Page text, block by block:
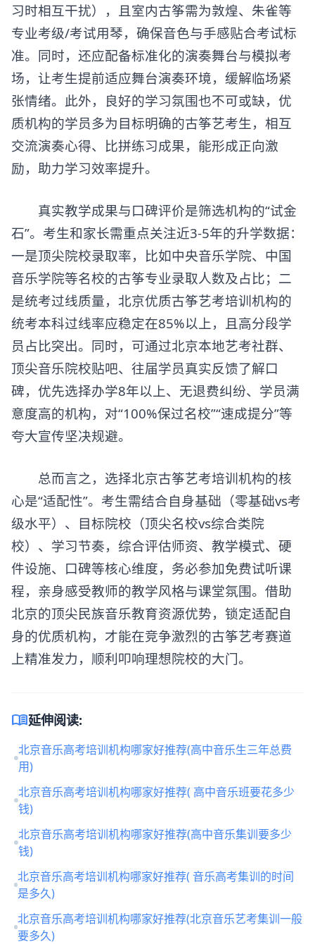
习时相互干扰），且室内古筝需为敦煌、朱雀等
专业考级/考试用琴，确保音色与手感贴合考试标
准。同时，还应配备标准化的演奏舞台与模拟考
场，让考生提前适应舞台演奏环境，缓解临场紧
张情绪。此外，良好的学习氛围也不可或缺，优
质机构的学员多为目标明确的古筝艺考生，相互
交流演奏心得、比拼练习成果，能形成正向激
励，助力学习效率提升。
真实教学成果与口碑评价是筛选机构的“试金
石”。考生和家长需重点关注近3-5年的升学数据：
一是顶尖院校录取率，比如中央音乐学院、中国
音乐学院等名校的古筝专业录取人数及占比；二
是统考过线质量，北京优质古筝艺考培训机构的
统考本科过线率应稳定在85%以上，且高分段学
员占比突出。同时，可通过北京本地艺考社群、
顶尖音乐院校贴吧、往届学员真实反馈了解口
碑，优先选择办学8年以上、无退费纠纷、学员满
意度高的机构，对“100%保过名校”“速成提分”等
夸大宣传坚决规避。
总而言之，选择北京古筝艺考培训机构的核
心是“适配性”。考生需结合自身基础（零基础vs考
级水平）、目标院校（顶尖名校vs综合类院
校）、学习节奏，综合评估师资、教学模式、硬
件设施、口碑等核心维度，务必参加免费试听课
程，亲身感受教师的教学风格与课堂氛围。借助
北京的顶尖民族音乐教育资源优势，锁定适配自
身的优质机构，才能在竞争激烈的古筝艺考赛道
上精准发力，顺利叩响理想院校的大门。
menu_book延伸阅读:
北京音乐高考培训机构哪家好推荐(高中音乐生三年总费
用)
北京音乐高考培训机构哪家好推荐( 高中音乐班要花多少
钱)
北京音乐高考培训机构哪家好推荐(高中音乐集训要多少
钱)
北京音乐高考培训机构哪家好推荐( 音乐高考集训的时间
是多久)
北京音乐高考培训机构哪家好推荐(北京音乐艺考集训一般
要多久)